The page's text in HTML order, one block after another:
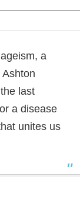
a
last
a disease
unites us